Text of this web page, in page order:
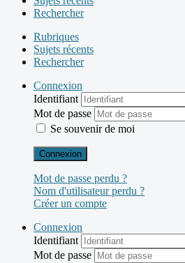
Rechercher
Rubriques
Sujets récents
Rechercher
Connexion
Identifiant
Mot de passe
Se souvenir de moi
Connexion
Mot de passe perdu ?
Nom d'utilisateur perdu ?
Créer un compte
Connexion
Identifiant
Mot de passe